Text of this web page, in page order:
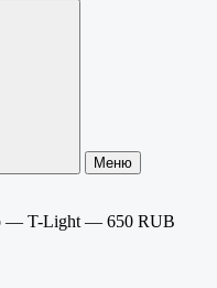
Меню
— T-Light — 650 RUB